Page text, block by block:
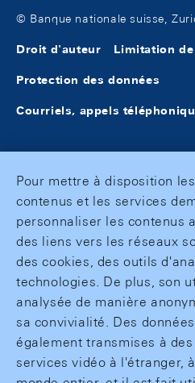
© Banque nationale suisse,
Droit d'auteur Limitation
Protection des données
Courriels, appels
Pour mettre à disposition
contenus et les services
personnaliser les contenus
des liens vers les réseaux
des cookies, des outils
technologies. De plus, son
analysée de manière
sa convivialité. Des
également transmises à
services vidéo à l'étranger,